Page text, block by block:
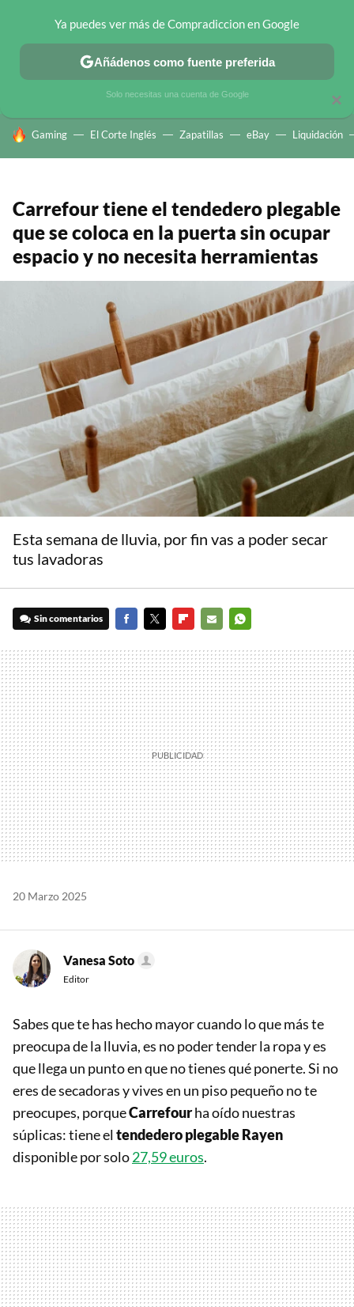
CHOLLOS TELEGRAM OFERTAS EN MÓVILES OFERTAS EN
HOY SE HABLA DE
Gaming El Corte Inglés Zapatillas eBay Liquidación
Carrefour tiene el tendedero plegable
que se coloca en la puerta sin ocupar
espacio y no necesita herramientas
Esta semana de lluvia, por fin vas a poder secar
tus lavadoras
Sin comentarios
MAIL
20 Marzo 2025
Vanesa Soto
Editor
Sabes que te has hecho mayor cuando lo que más te
preocupa de la lluvia, es no poder tender la ropa y es
que llega un punto en que no tienes qué ponerte. Si no
eres de secadoras y vives en un piso pequeño no te
preocupes, porqueCarrefourha oído nuestras
súplicas: tiene el tendedero plegable Rayen
disponible por solo27,59 euros.
×
Ya puedes ver más de Compradiccion en Google
Añádenos como fuente preferida
Solo necesitas una cuenta de Google